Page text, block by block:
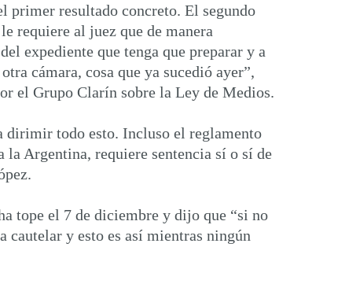
primer resultado concreto. El segundo
requiere al juez que de manera
expediente que tenga que preparar y a
cámara, cosa que ya sucedió ayer”,
el Grupo Clarín sobre la Ley de Medios.
dirimir todo esto. Incluso el reglamento
Argentina, requiere sentencia sí o sí de
tope el 7 de diciembre y dijo que “si no
cautelar y esto es así mientras ningún